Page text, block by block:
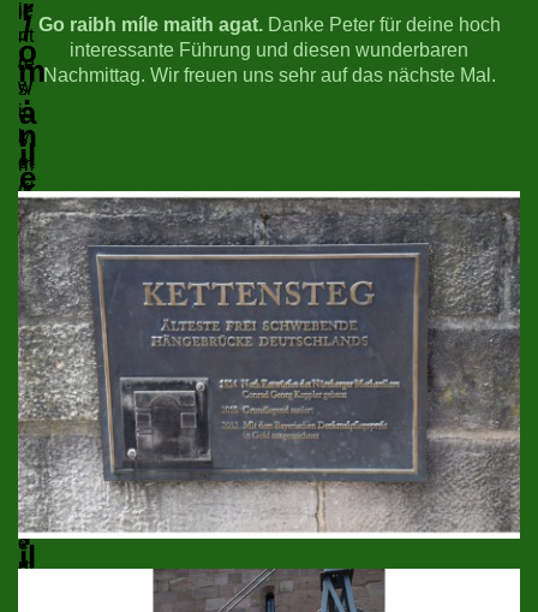
Go raibh míle maith agat. Danke Peter für deine hoch
interessante Führung und diesen wunderbaren
Nachmittag. Wir freuen uns sehr auf das nächste Mal.